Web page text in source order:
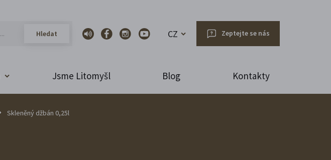
CZ Zeptejte se nás
Jsme Litomyšl Blog Kontakty
Skleněný džbán 0,25l